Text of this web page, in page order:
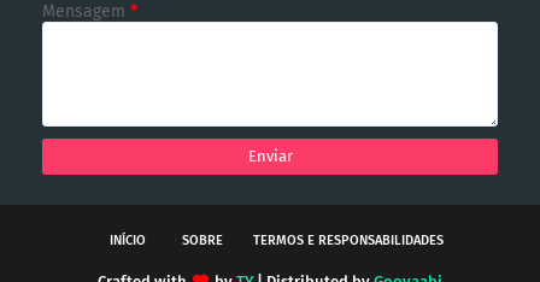
Mensagem *
INÍCIO SOBRE TERMOS E RESPONSABILIDADES